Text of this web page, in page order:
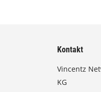
Kontakt
Vincentz
KG